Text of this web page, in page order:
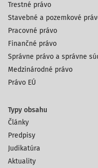
Trestné právo
Stavebné a pozemkové
Pracovné právo
Finančné právo
Správne právo a správne
Medzinárodné právo
Právo EÚ
Typy obsahu
Články
Predpisy
Judikatúra
Aktuality